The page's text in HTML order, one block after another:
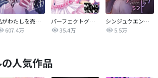
私がわたしを売る理由
607.4万
パーフェクトグリッター
35.4万
シンジュウエンド【タテヨミ】
5.5万
人気作品